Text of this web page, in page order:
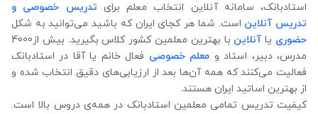
استادبانک، سامانه آنلاین انتخاب معلم برای تدریس خصوصی و
تدریس آنلاین است. شما هر کجای ایران که باشید می‌توانید به شکل
حضوری یا آنلاین
با بهترین معلمین کشور کلاس بگیرید. بیش از4000
مدرس، دبیر، استاد و معلم خصوصی فعال خانم یا آقا در استادبانک
فعالیت می‌کنند که همه آن‌ها بعد از ارزیابی‌های دقیق انتخاب شده‌ و
از بهترین اساتید ایران هستند.
کیفیت تدریس تمامی معلمین استادبانک در همه‌ی دروس بالا است.